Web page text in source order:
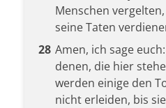
Menschen
seine Taten
28 Amen, ich sage
denen, die hier
werden einige den
nicht erleiden, bis